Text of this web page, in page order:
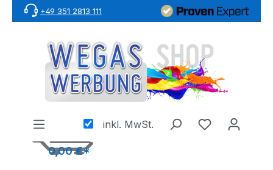
Zum Hauptinhalt springen
+49 351 2813 111
inkl. MwSt.
0,00 €*